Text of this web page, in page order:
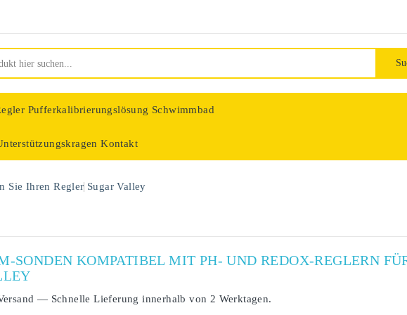
Pufferkalibrierungslösung Schwimmbad
Kontakt
Sie Ihren Regler Sugar Valley
SONDEN KOMPATIBEL MIT PH- UND REDOX-REGLERN
— Schnelle Lieferung innerhalb von 2 Werktagen.